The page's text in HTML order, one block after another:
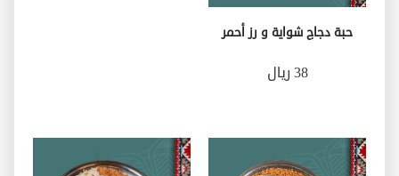
حبة دجاج شواية و رز أحمر
38 ريال